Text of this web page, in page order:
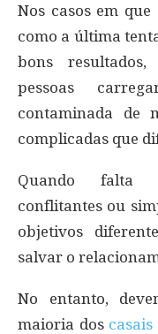
Nos casos em
como a última
bons resultados,
pessoas
contaminada de
complicadas que
Quando falta
conflitantes ou
objetivos
salvar o
No entanto,
maioria dos casais